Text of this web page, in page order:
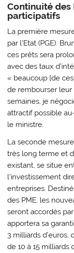
Continuité des
participatifs
La première
par l’Etat (PGE).
ces prêts sera
avec des taux
« beaucoup [de
de rembourser leur
semaines, je
attractif possible
le ministre.
La seconde
très long terme et
existant, se situe
l’investissement
entreprises.
des PME, les
seront accordés
apportera sa
3 milliards
de 10 à 15 milliards